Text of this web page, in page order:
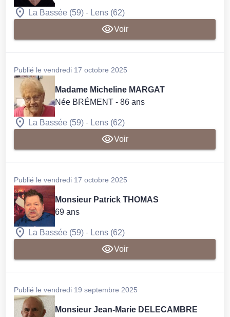
La Bassée (59) - Lens (62)
Voir
Publié le vendredi 17 octobre 2025
Madame Micheline MARGAT
Née BRÉMENT - 86 ans
La Bassée (59) - Lens (62)
Voir
Publié le vendredi 17 octobre 2025
Monsieur Patrick THOMAS
69 ans
La Bassée (59) - Lens (62)
Voir
Publié le vendredi 19 septembre 2025
Monsieur Jean-Marie DELECAMBRE